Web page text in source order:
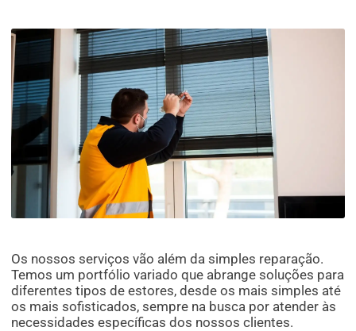
Os nossos serviços vão além da simples reparação.
Temos um portfólio variado que abrange soluções para
diferentes tipos de estores, desde os mais simples até
os mais sofisticados, sempre na busca por atender às
necessidades específicas dos nossos clientes.